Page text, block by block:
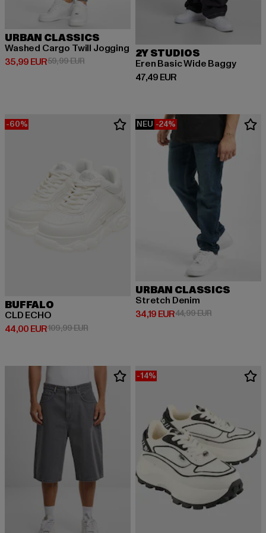
URBAN CLASSICS
Washed Cargo Twill Jogging
35,99 EUR
Derzeitiger Preis: 35,99 EUR
59,99 EURAktionspreis: 59,99 EUR
2Y STUDIOS
Eren Basic Wide Baggy
47,49 EUR
Derzeitiger Preis: 47,49 EUR
-60%
BUFFALO
CLD ECHO
44,00 EUR
Derzeitiger Preis: 44,00 EUR
109,99 EURAktionspreis: 109,99 EUR
NEU -24%
URBAN CLASSICS
Stretch Denim
34,19 EUR
Derzeitiger Preis: 34,19 EUR
44,99 EURAktionspreis:
-14%